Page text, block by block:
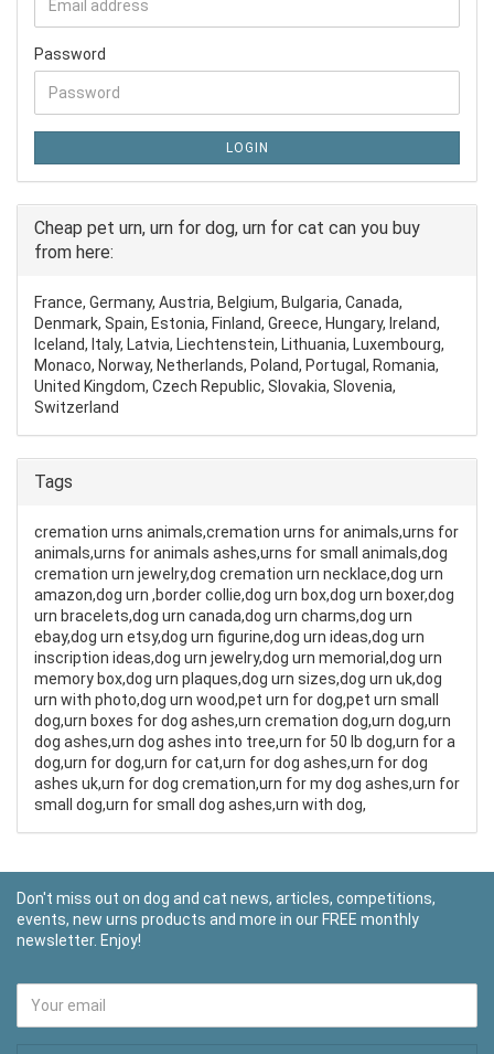
Password
LOGIN
Cheap pet urn, urn for dog, urn for cat can you buy
from here:
France, Germany, Austria, Belgium, Bulgaria, Canada,
Denmark, Spain, Estonia, Finland, Greece, Hungary, Ireland,
Iceland, Italy, Latvia, Liechtenstein, Lithuania, Luxembourg,
Monaco, Norway, Netherlands, Poland, Portugal, Romania,
United Kingdom, Czech Republic, Slovakia, Slovenia,
Switzerland
Tags
cremation urns animals,cremation urns for animals,urns for
animals,urns for animals ashes,urns for small animals,dog
cremation urn jewelry,dog cremation urn necklace,dog urn
amazon,dog urn ,border collie,dog urn box,dog urn boxer,dog
urn bracelets,dog urn canada,dog urn charms,dog urn
ebay,dog urn etsy,dog urn figurine,dog urn ideas,dog urn
inscription ideas,dog urn jewelry,dog urn memorial,dog urn
memory box,dog urn plaques,dog urn sizes,dog urn uk,dog
urn with photo,dog urn wood,pet urn for dog,pet urn small
dog,urn boxes for dog ashes,urn cremation dog,urn dog,urn
dog ashes,urn dog ashes into tree,urn for 50 lb dog,urn for a
dog,urn for dog,urn for cat,urn for dog ashes,urn for dog
ashes uk,urn for dog cremation,urn for my dog ashes,urn for
small dog,urn for small dog ashes,urn with dog,
Don't miss out on dog and cat news, articles, competitions,
events, new urns products and more in our FREE monthly
newsletter. Enjoy!